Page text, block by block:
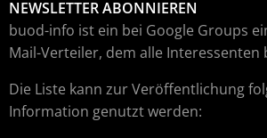
NEWSLETTER ABONNIEREN
buod-info ist ein bei Google Groups
Mail-Verteiler, dem alle
Die Liste kann zur Veröffentlichung
Information genutzt werden: